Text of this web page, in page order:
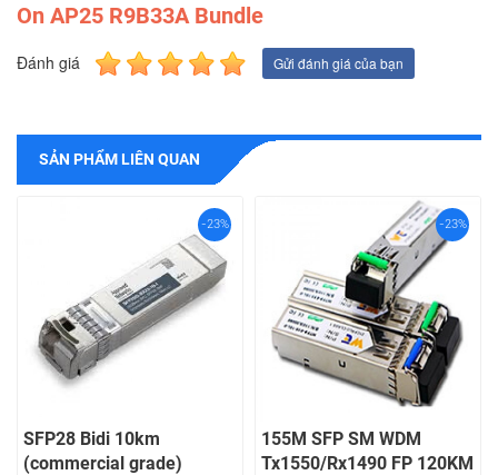
On AP25 R9B33A Bundle
Đánh giá Gửi đánh giá của bạn
SẢN PHẨM LIÊN QUAN
-23%
SFP28 Bidi 10km
(commercial grade)
-23%
155M SFP SM WDM
Tx1550/Rx1490 FP 120KM